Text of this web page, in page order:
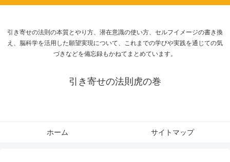
引き寄せの法則の本質とやり方、潜在意識の使い方、セルフイメージの書き換
え、脳科学を活用した願望実現について、これまでの学びや実践を通じての気
づきなどを備忘録もかねてまとめています。
引き寄せの法則虎の巻
ホーム サイトマップ